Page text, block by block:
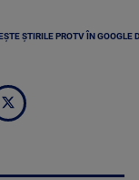
ȘTIRILE PROTV ÎN GOOGLE